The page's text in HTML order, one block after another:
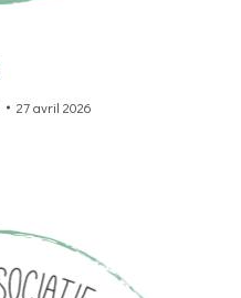
27 avril 2026